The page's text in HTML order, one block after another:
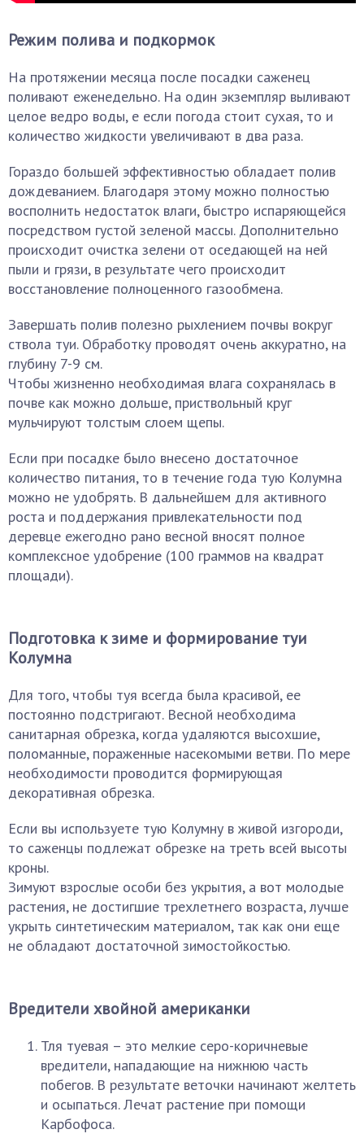
Режим полива и подкормок
На протяжении месяца после посадки саженец
поливают еженедельно. На один экземпляр выливают
целое ведро воды, е если погода стоит сухая, то и
количество жидкости увеличивают в два раза.
Гораздо большей эффективностью обладает полив
дождеванием. Благодаря этому можно полностью
восполнить недостаток влаги, быстро испаряющейся
посредством густой зеленой массы. Дополнительно
происходит очистка зелени от оседающей на ней
пыли и грязи, в результате чего происходит
восстановление полноценного газообмена.
Завершать полив полезно рыхлением почвы вокруг
ствола туи. Обработку проводят очень аккуратно, на
глубину 7-9 см.
Чтобы жизненно необходимая влага сохранялась в
почве как можно дольше, приствольный круг
мульчируют толстым слоем щепы.
Если при посадке было внесено достаточное
количество питания, то в течение года тую Колумна
можно не удобрять. В дальнейшем для активного
роста и поддержания привлекательности под
деревце ежегодно рано весной вносят полное
комплексное удобрение (100 граммов на квадрат
площади).
Подготовка к зиме и формирование туи
Колумна
Для того, чтобы туя всегда была красивой, ее
постоянно подстригают. Весной необходима
санитарная обрезка, когда удаляются высохшие,
поломанные, пораженные насекомыми ветви. По мере
необходимости проводится формирующая
декоративная обрезка.
Если вы используете тую Колумну в живой изгороди,
то саженцы подлежат обрезке на треть всей высоты
кроны.
Зимуют взрослые особи без укрытия, а вот молодые
растения, не достигшие трехлетнего возраста, лучше
укрыть синтетическим материалом, так как они еще
не обладают достаточной зимостойкостью.
Вредители хвойной американки
Тля туевая – это мелкие серо-коричневые
вредители, нападающие на нижнюю часть
побегов. В результате веточки начинают желтеть
и осыпаться. Лечат растение при помощи
Карбофоса.